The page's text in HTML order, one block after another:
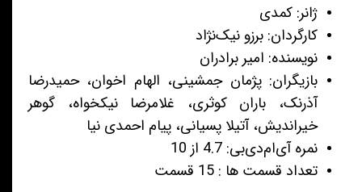
ژانر: کمدی
کارگردان: برزو نیک‌نژاد
نویسنده: امیر برادران
بازیگران: پژمان جمشینی، الهام اخوان، حمیدرضا
آذرنک، باران کوثری، غلامرضا نیکخواه، گوهر
خیراندیش، آتیلا پسیانی، پیام احمدی نیا
نمره آی‌ام‌دی‌بی: 4.7 از 10
تعداد قسمت ها : 15 قسمت